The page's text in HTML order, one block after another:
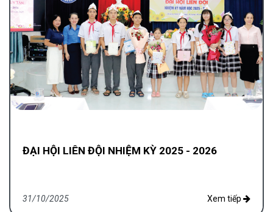
ĐẠI HỘI LIÊN ĐỘI NHIỆM KỲ 2025 - 2026
31/10/2025 Xem tiếp